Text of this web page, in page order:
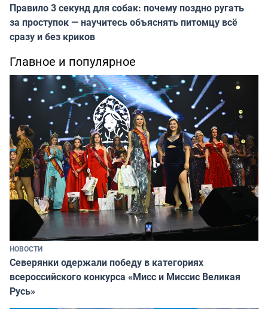
Правило 3 секунд для собак: почему поздно ругать
за проступок — научитесь объяснять питомцу всё
сразу и без криков
Главное и популярное
НОВОСТИ
Северянки одержали победу в категориях
всероссийского конкурса «Мисс и Миссис Великая
Русь»